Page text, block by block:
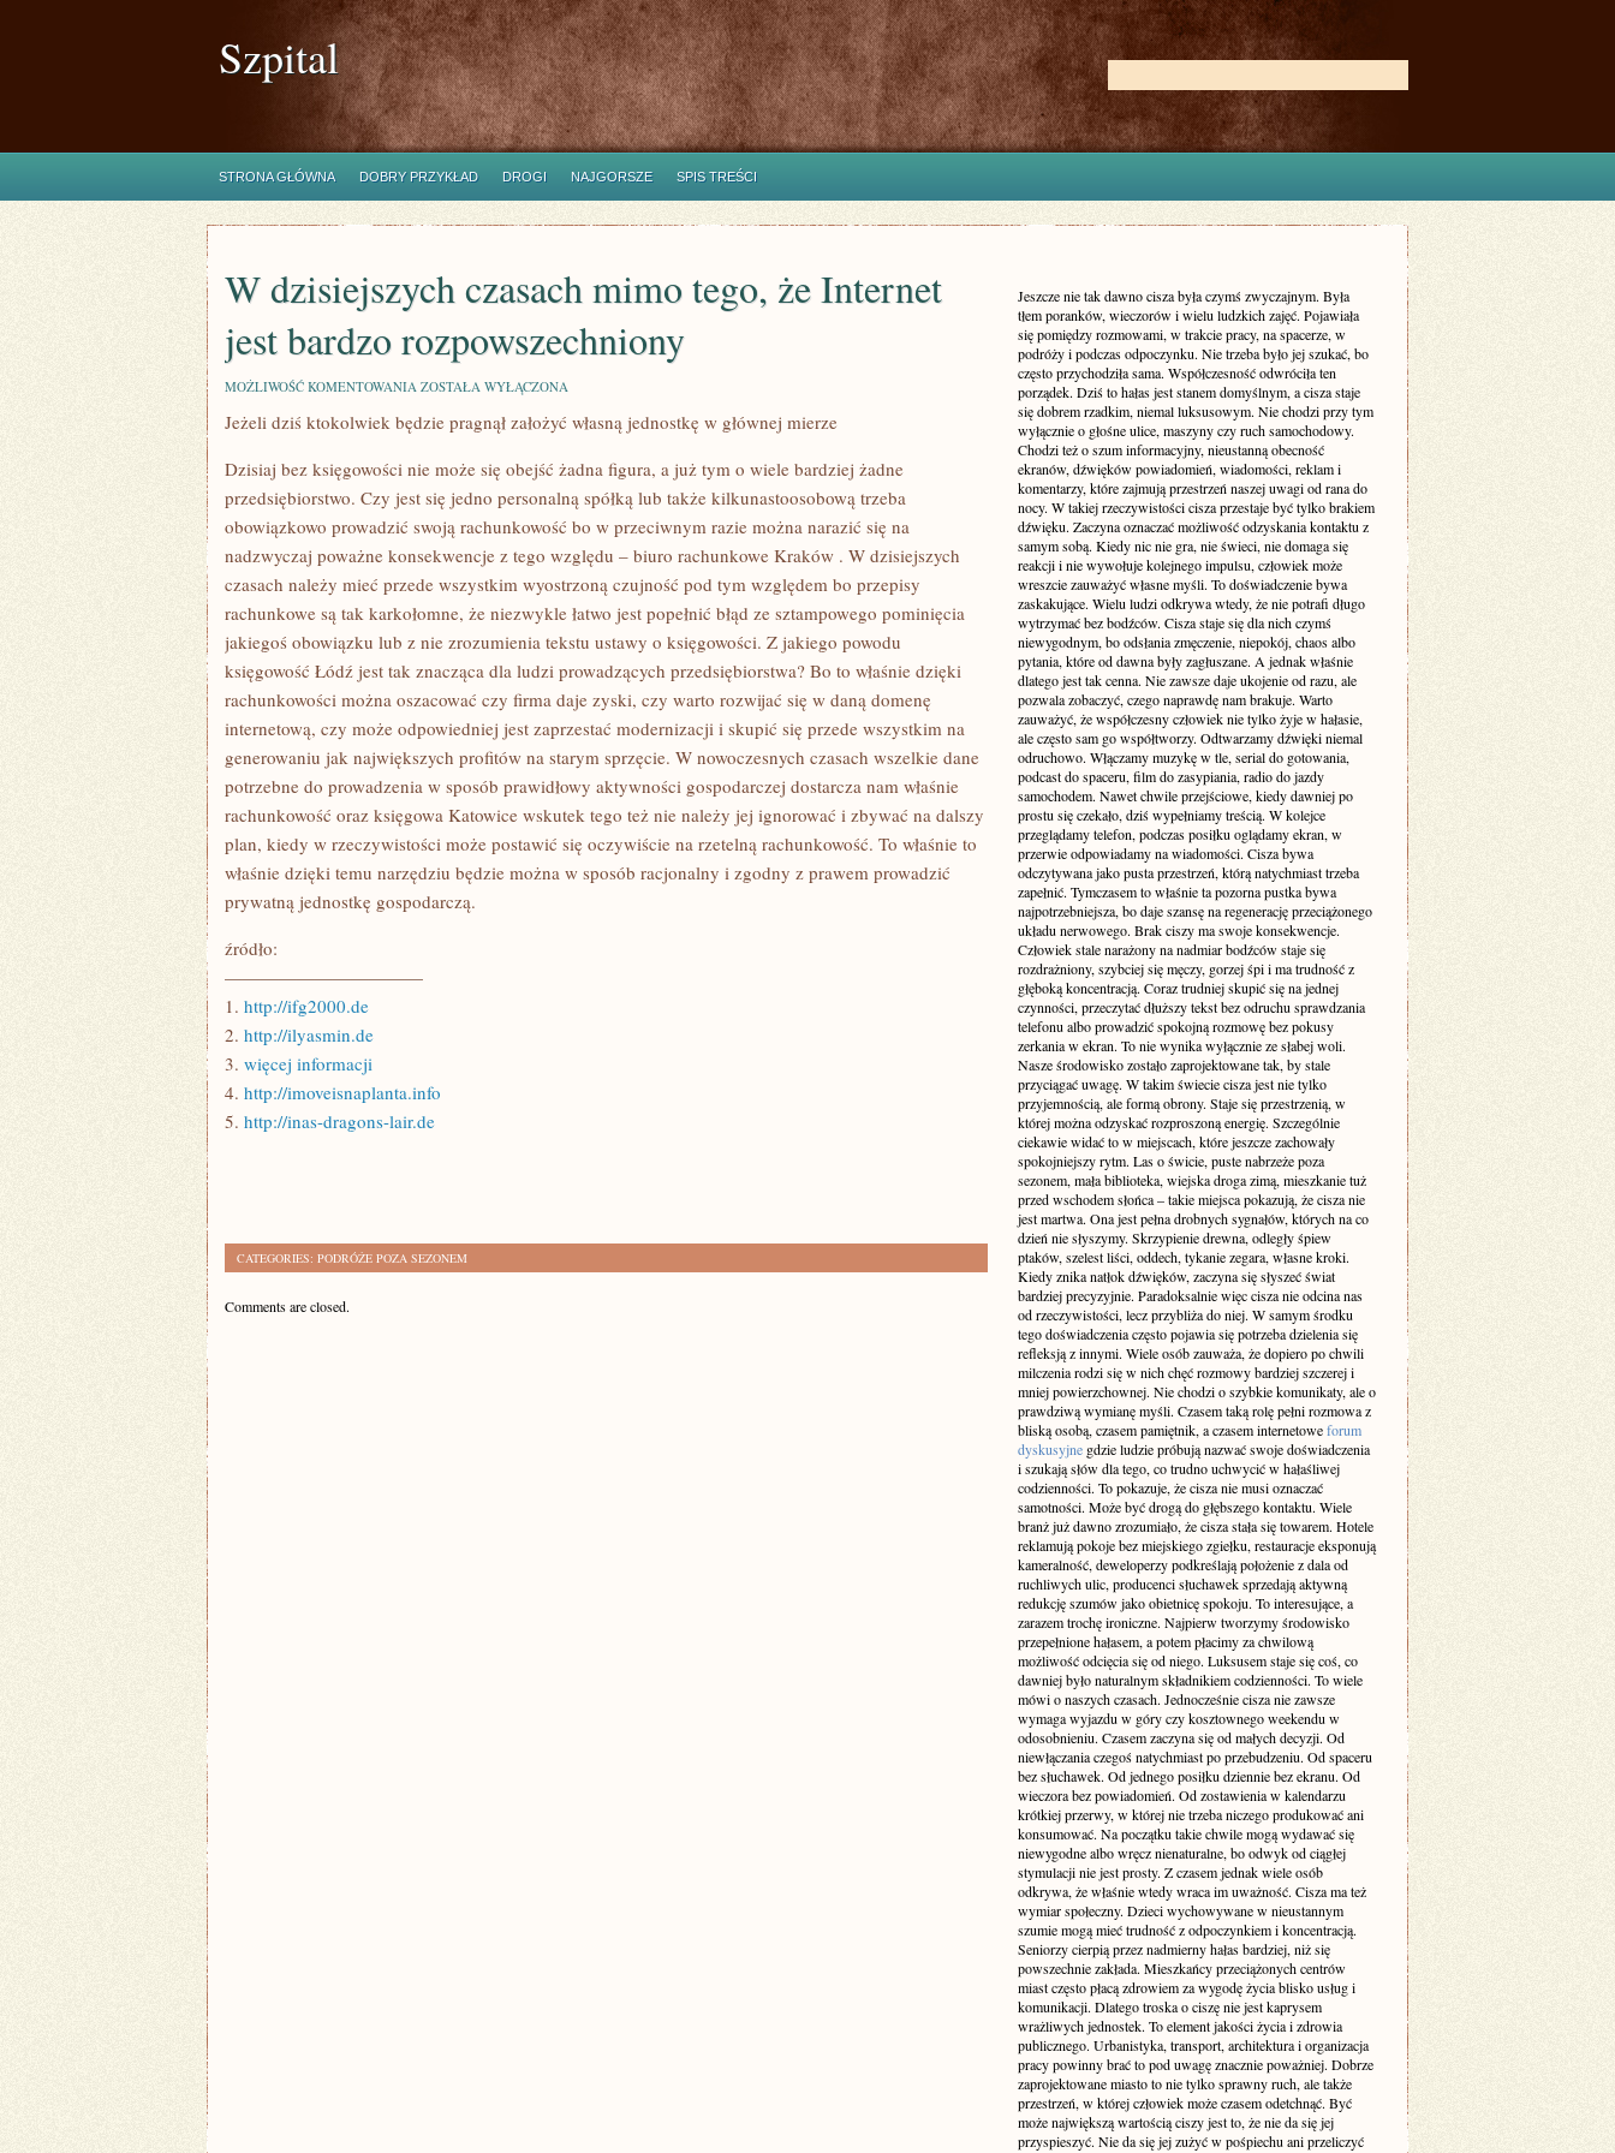
Szpital
STRONA GŁÓWNA DOBRY PRZYKŁAD DROGI NAJGORSZE SPIS TREŚCI
W dzisiejszych czasach mimo tego, że Internet
jest bardzo rozpowszechniony
MOŻLIWOŚĆ KOMENTOWANIA W
CZASACH
ŻE
INTERNET
JEST
BARDZO
ROZPOWSZECHNIONY
ZOSTAŁA WYŁĄCZONA
Jeżeli dziś ktokolwiek będzie pragnął założyć własną jednostkę w głównej mierze
Dzisiaj bez księgowości nie może się obejść żadna figura, a już tym o wiele bardziej żadne
przedsiębiorstwo. Czy jest się jedno personalną spółką lub także kilkunastoosobową trzeba
obowiązkowo prowadzić swoją rachunkowość bo w przeciwnym razie można narazić się na
nadzwyczaj poważne konsekwencje z tego względu – biuro rachunkowe Kraków . W dzisiejszych
czasach należy mieć przede wszystkim wyostrzoną czujność pod tym względem bo przepisy
rachunkowe są tak karkołomne, że niezwykle łatwo jest popełnić błąd ze sztampowego pominięcia
jakiegoś obowiązku lub z nie zrozumienia tekstu ustawy o księgowości. Z jakiego powodu
księgowość Łódź jest tak znacząca dla ludzi prowadzących przedsiębiorstwa? Bo to właśnie dzięki
rachunkowości można oszacować czy firma daje zyski, czy warto rozwijać się w daną domenę
internetową, czy może odpowiedniej jest zaprzestać modernizacji i skupić się przede wszystkim na
generowaniu jak największych profitów na starym sprzęcie. W nowoczesnych czasach wszelkie dane
potrzebne do prowadzenia w sposób prawidłowy aktywności gospodarczej dostarcza nam właśnie
rachunkowość oraz księgowa Katowice wskutek tego też nie należy jej ignorować i zbywać na dalszy
plan, kiedy w rzeczywistości może postawić się oczywiście na rzetelną rachunkowość. To właśnie to
właśnie dzięki temu narzędziu będzie można w sposób racjonalny i zgodny z prawem prowadzić
prywatną jednostkę gospodarczą.
źródło:
———————————
1. http://ifg2000.de
2. http://ilyasmin.de
3. więcej informacji
4. http://imoveisnaplanta.info
5. http://inas-dragons-lair.de
CATEGORIES: PODRÓŻE POZA SEZONEM
Comments are closed.
Jeszcze nie tak dawno cisza była czymś zwyczajnym. Była
tłem poranków, wieczorów i wielu ludzkich zajęć. Pojawiała
się pomiędzy rozmowami, w trakcie pracy, na spacerze, w
podróży i podczas odpoczynku. Nie trzeba było jej szukać, bo
często przychodziła sama. Współczesność odwróciła ten
porządek. Dziś to hałas jest stanem domyślnym, a cisza staje
się dobrem rzadkim, niemal luksusowym. Nie chodzi przy tym
wyłącznie o głośne ulice, maszyny czy ruch samochodowy.
Chodzi też o szum informacyjny, nieustanną obecność
ekranów, dźwięków powiadomień, wiadomości, reklam i
komentarzy, które zajmują przestrzeń naszej uwagi od rana do
nocy. W takiej rzeczywistości cisza przestaje być tylko brakiem
dźwięku. Zaczyna oznaczać możliwość odzyskania kontaktu z
samym sobą. Kiedy nic nie gra, nie świeci, nie domaga się
reakcji i nie wywołuje kolejnego impulsu, człowiek może
wreszcie zauważyć własne myśli. To doświadczenie bywa
zaskakujące. Wielu ludzi odkrywa wtedy, że nie potrafi długo
wytrzymać bez bodźców. Cisza staje się dla nich czymś
niewygodnym, bo odsłania zmęczenie, niepokój, chaos albo
pytania, które od dawna były zagłuszane. A jednak właśnie
dlatego jest tak cenna. Nie zawsze daje ukojenie od razu, ale
pozwala zobaczyć, czego naprawdę nam brakuje. Warto
zauważyć, że współczesny człowiek nie tylko żyje w hałasie,
ale często sam go współtworzy. Odtwarzamy dźwięki niemal
odruchowo. Włączamy muzykę w tle, serial do gotowania,
podcast do spaceru, film do zasypiania, radio do jazdy
samochodem. Nawet chwile przejściowe, kiedy dawniej po
prostu się czekało, dziś wypełniamy treścią. W kolejce
przeglądamy telefon, podczas posiłku oglądamy ekran, w
przerwie odpowiadamy na wiadomości. Cisza bywa
odczytywana jako pusta przestrzeń, którą natychmiast trzeba
zapełnić. Tymczasem to właśnie ta pozorna pustka bywa
najpotrzebniejsza, bo daje szansę na regenerację przeciążonego
układu nerwowego. Brak ciszy ma swoje konsekwencje.
Człowiek stale narażony na nadmiar bodźców staje się
rozdrażniony, szybciej się męczy, gorzej śpi i ma trudność z
głęboką koncentracją. Coraz trudniej skupić się na jednej
czynności, przeczytać dłuższy tekst bez odruchu sprawdzania
telefonu albo prowadzić spokojną rozmowę bez pokusy
zerkania w ekran. To nie wynika wyłącznie ze słabej woli.
Nasze środowisko zostało zaprojektowane tak, by stale
przyciągać uwagę. W takim świecie cisza jest nie tylko
przyjemnością, ale formą obrony. Staje się przestrzenią, w
której można odzyskać rozproszoną energię. Szczególnie
ciekawie widać to w miejscach, które jeszcze zachowały
spokojniejszy rytm. Las o świcie, puste nabrzeże poza
sezonem, mała biblioteka, wiejska droga zimą, mieszkanie tuż
przed wschodem słońca – takie miejsca pokazują, że cisza nie
jest martwa. Ona jest pełna drobnych sygnałów, których na co
dzień nie słyszymy. Skrzypienie drewna, odległy śpiew
ptaków, szelest liści, oddech, tykanie zegara, własne kroki.
Kiedy znika natłok dźwięków, zaczyna się słyszeć świat
bardziej precyzyjnie. Paradoksalnie więc cisza nie odcina nas
od rzeczywistości, lecz przybliża do niej. W samym środku
tego doświadczenia często pojawia się potrzeba dzielenia się
refleksją z innymi. Wiele osób zauważa, że dopiero po chwili
milczenia rodzi się w nich chęć rozmowy bardziej szczerej i
mniej powierzchownej. Nie chodzi o szybkie komunikaty, ale o
prawdziwą wymianę myśli. Czasem taką rolę pełni rozmowa z
bliską osobą, czasem pamiętnik, a czasem internetoweforum
dyskusyjne gdzie ludzie próbują nazwać swoje doświadczenia
i szukają słów dla tego, co trudno uchwycić w hałaśliwej
codzienności. To pokazuje, że cisza nie musi oznaczać
samotności. Może być drogą do głębszego kontaktu. Wiele
branż już dawno zrozumiało, że cisza stała się towarem. Hotele
reklamują pokoje bez miejskiego zgiełku, restauracje eksponują
kameralność, deweloperzy podkreślają położenie z dala od
ruchliwych ulic, producenci słuchawek sprzedają aktywną
redukcję szumów jako obietnicę spokoju. To interesujące, a
zarazem trochę ironiczne. Najpierw tworzymy środowisko
przepełnione hałasem, a potem płacimy za chwilową
możliwość odcięcia się od niego. Luksusem staje się coś, co
dawniej było naturalnym składnikiem codzienności. To wiele
mówi o naszych czasach. Jednocześnie cisza nie zawsze
wymaga wyjazdu w góry czy kosztownego weekendu w
odosobnieniu. Czasem zaczyna się od małych decyzji. Od
niewłączania czegoś natychmiast po przebudzeniu. Od spaceru
bez słuchawek. Od jednego posiłku dziennie bez ekranu. Od
wieczora bez powiadomień. Od zostawienia w kalendarzu
krótkiej przerwy, w której nie trzeba niczego produkować ani
konsumować. Na początku takie chwile mogą wydawać się
niewygodne albo wręcz nienaturalne, bo odwyk od ciągłej
stymulacji nie jest prosty. Z czasem jednak wiele osób
odkrywa, że właśnie wtedy wraca im uważność. Cisza ma też
wymiar społeczny. Dzieci wychowywane w nieustannym
szumie mogą mieć trudność z odpoczynkiem i koncentracją.
Seniorzy cierpią przez nadmierny hałas bardziej, niż się
powszechnie zakłada. Mieszkańcy przeciążonych centrów
miast często płacą zdrowiem za wygodę życia blisko usług i
komunikacji. Dlatego troska o ciszę nie jest kaprysem
wrażliwych jednostek. To element jakości życia i zdrowia
publicznego. Urbanistyka, transport, architektura i organizacja
pracy powinny brać to pod uwagę znacznie poważniej. Dobrze
zaprojektowane miasto to nie tylko sprawny ruch, ale także
przestrzeń, w której człowiek może czasem odetchnąć. Być
może największą wartością ciszy jest to, że nie da się jej
przyspieszyć. Nie da się jej zużyć w pośpiechu ani przeliczyć